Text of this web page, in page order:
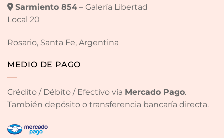
Sarmiento 854– Galería Libertad
Local 20
Rosario, Santa Fe, Argentina
MEDIO DE PAGO
Crédito / Débito / Efectivo vía Mercado Pago.
También depósito o transferencia bancaría directa.